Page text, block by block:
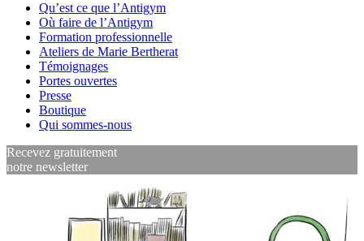
Qu’est ce que l’Antigym
Où faire de l’Antigym
Formation professionnelle
Ateliers de Marie Bertherat
Témoignages
Portes ouvertes
Presse
Boutique
Qui sommes-nous
Recevez gratuitement
notre newsletter